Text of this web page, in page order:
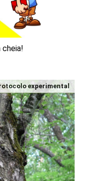
cheia!
experimental